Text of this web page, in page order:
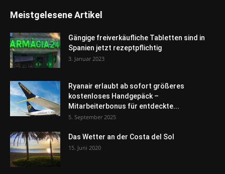
Meistgelesene Artikel
Gängige freiverkäufliche Tabletten sind in
Spanien jetzt rezeptpflichtig
3. Januar 2023
Ryanair erlaubt ab sofort größeres
kostenloses Handgepäck –
Mitarbeiterbonus für entdeckte...
5. September 2025
Das Wetter an der Costa del Sol
15. Juni 2020